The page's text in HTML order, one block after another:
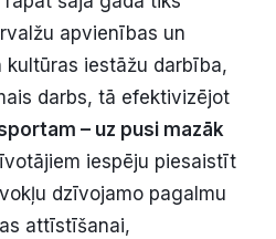
apvienības un
iestāžu darbība,
darbs, tā efektivizējot
– uz pusi mazāk
iespēju piesaistīt
dzīvojamo pagalmu
attīstīšanai,